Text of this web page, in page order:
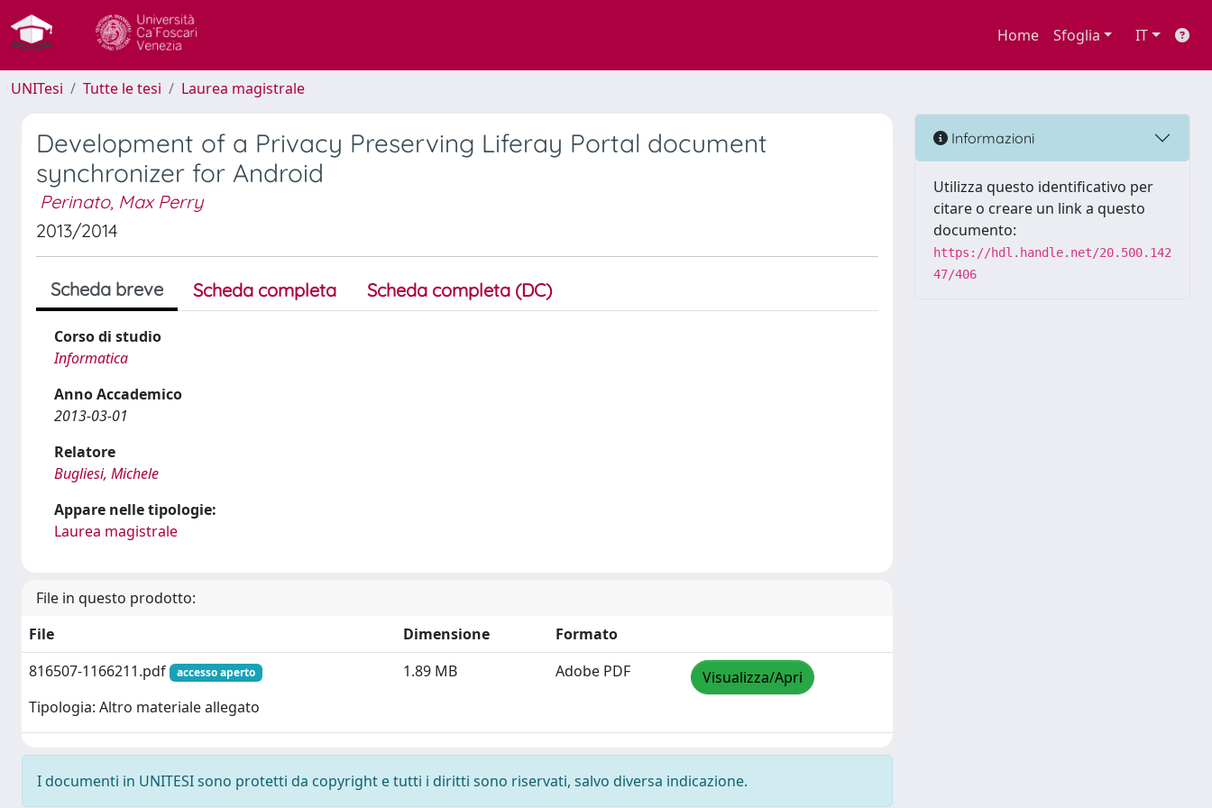
Home Sfoglia IT
UNITesi Tutte le tesi Laurea magistrale
Development of a Privacy Preserving Liferay Portal document
synchronizer for Android
Perinato, Max Perry
2013/2014
Scheda breve Scheda completa Scheda completa (DC)
Corso di studio
Informatica
Anno Accademico
2013-03-01
Relatore
Bugliesi, Michele
Appare nelle tipologie:
Laurea magistrale
File in questo prodotto:
File
Dimensione
Formato
816507-1166211.pdf
accesso aperto
Tipologia: Altro materiale allegato
1.89 MB Adobe PDF Visualizza/Apri
I documenti in UNITESI sono protetti da copyright e tutti i diritti sono riservati, salvo diversa indicazione.
Informazioni
Utilizza questo identificativo per
citare o creare un link a questo
documento:
https://hdl.handle.net/20.500.142
47/406